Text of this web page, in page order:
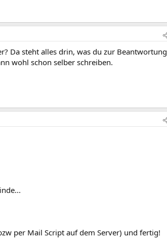
Da steht alles drin, was du zur Beantwortung
wohl schon selber schreiben.
per Mail Script auf dem Server) und fertig!